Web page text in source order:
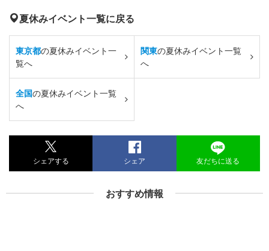
夏休みイベント一覧に戻る
東京都の夏休みイベント一
覧へ
関東の夏休みイベント一覧
へ
全国の夏休みイベント一覧
へ
シェアする シェア 友だちに送る
おすすめ情報